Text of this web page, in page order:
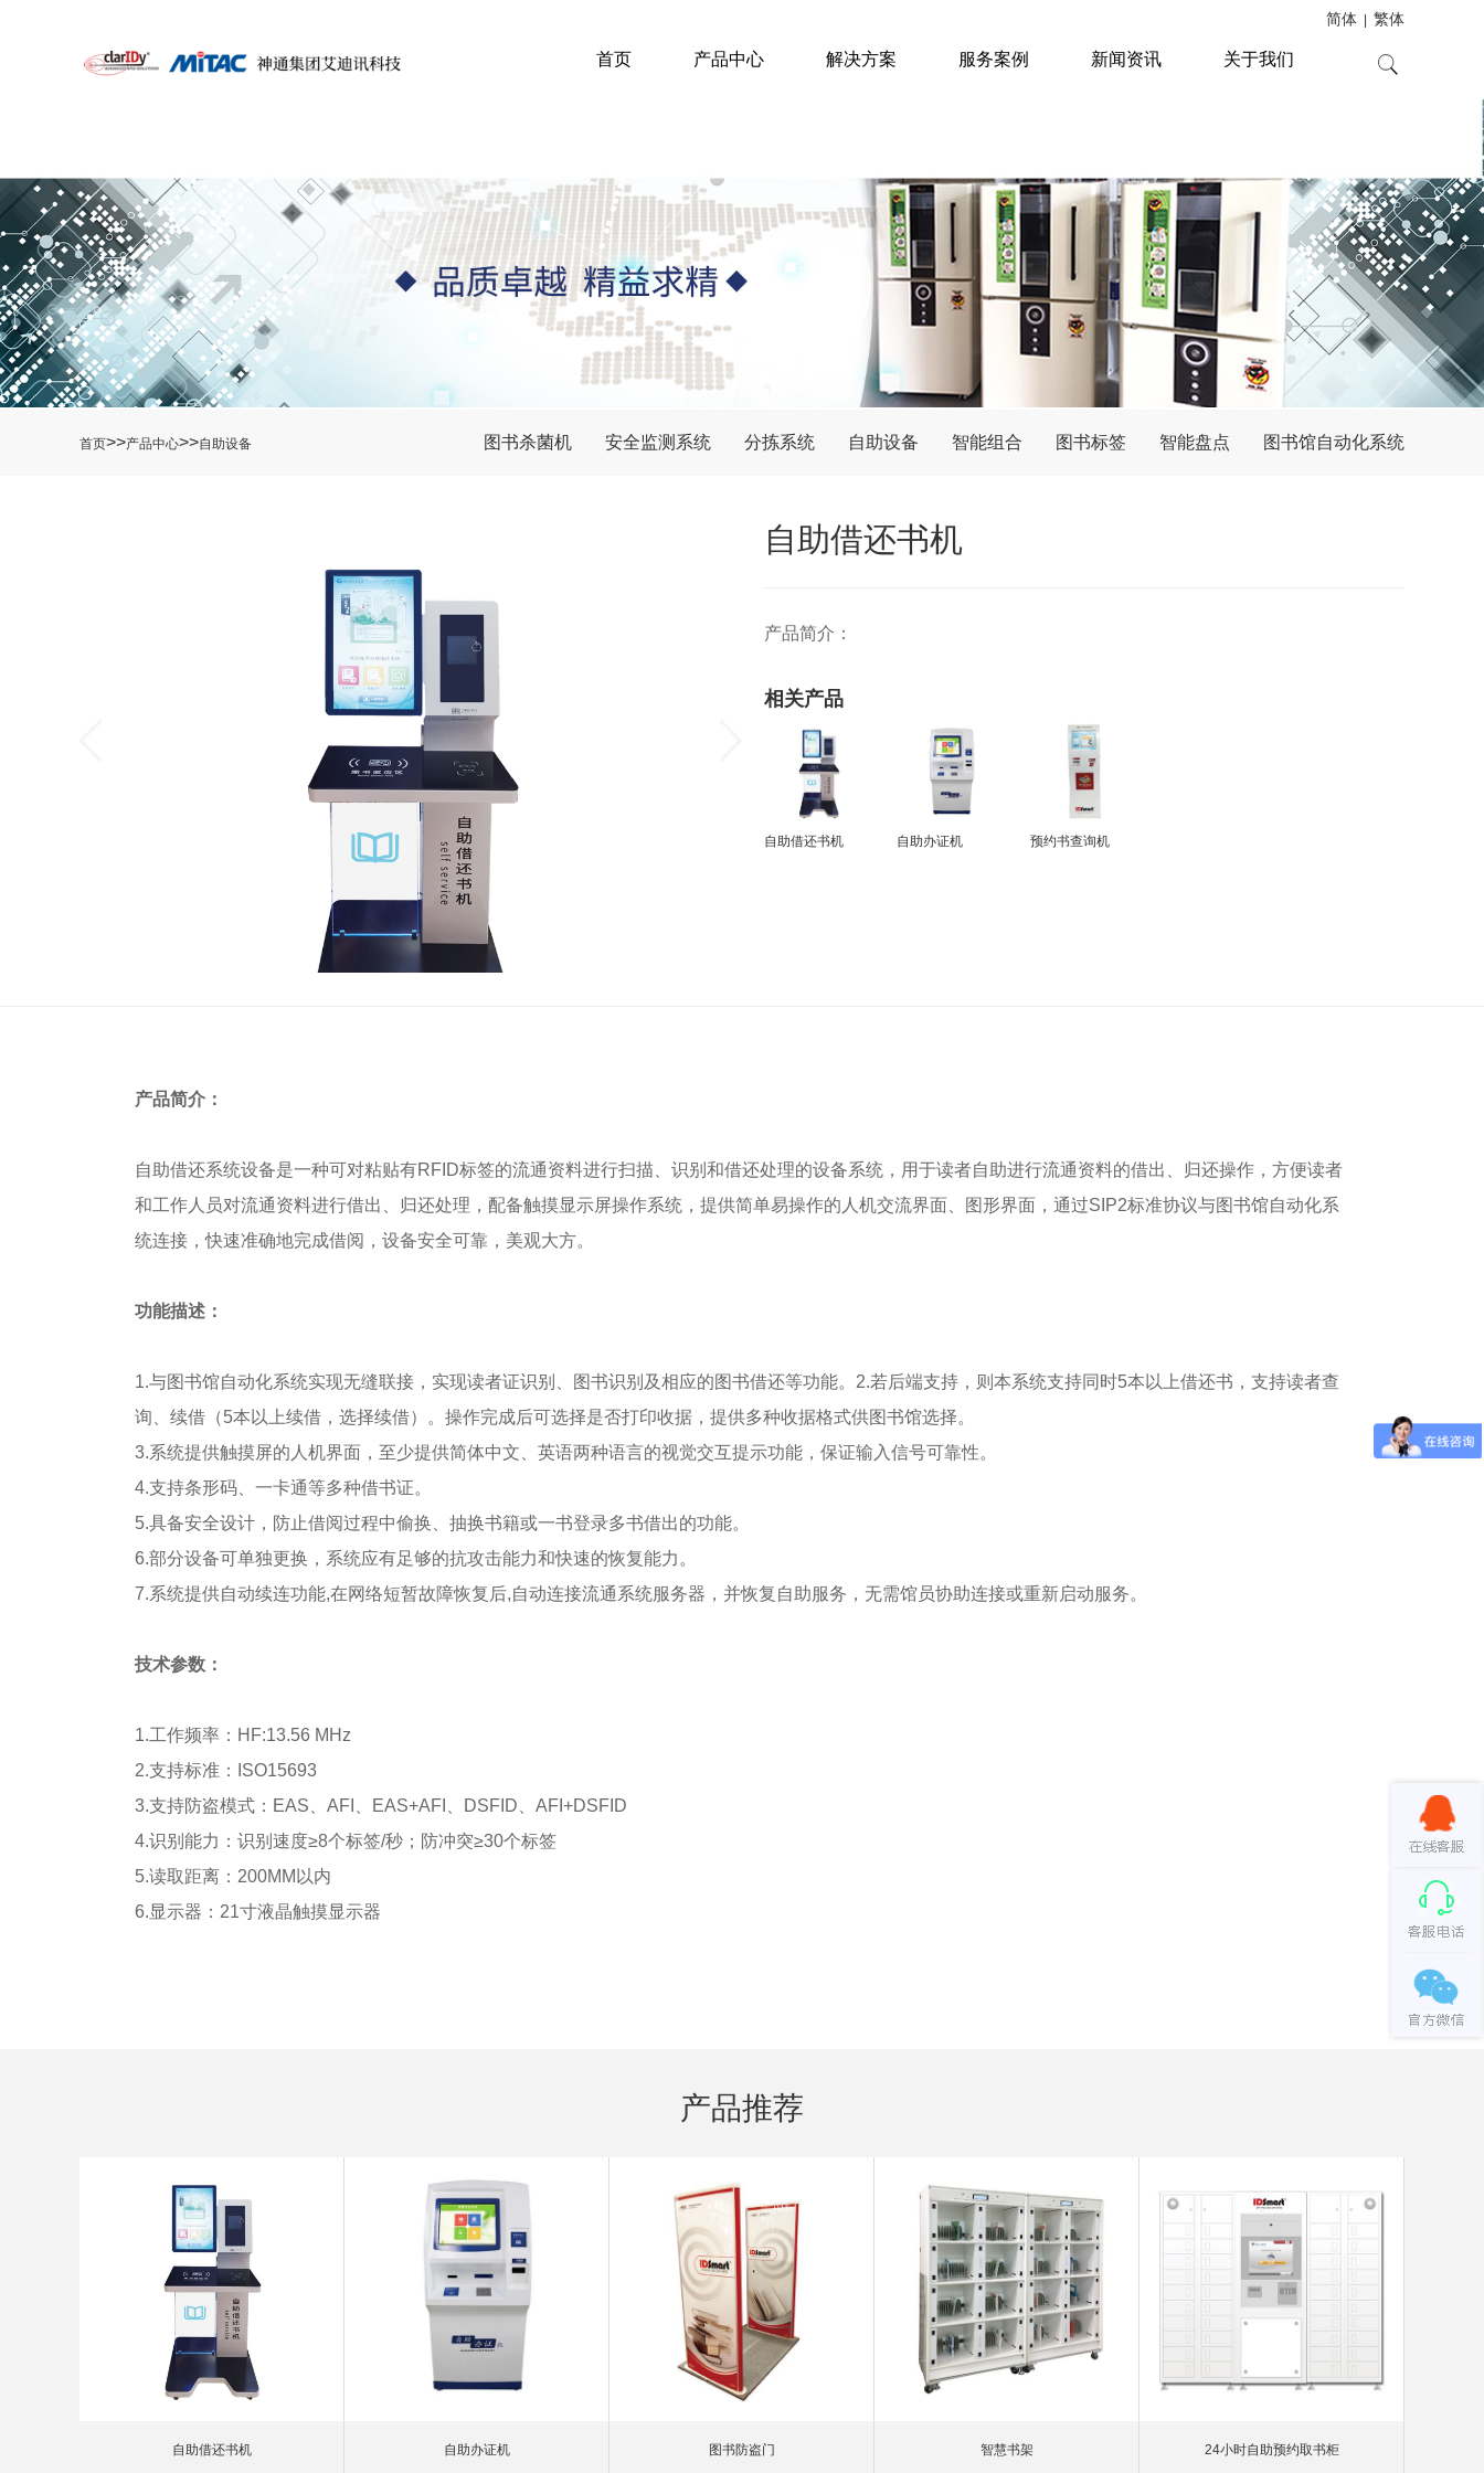
简体 繁体
首页 产品中心 解决方案 服务案例 新闻资讯 关于我们
首页>>产品中心>>自助设备 图书杀菌机 安全监测系统 分拣系统 自助设备 智能组合 图书标签 智能盘点 图书馆自动化系统
自助借还书机
产品简介：
相关产品
自助借还书机 自助办证机 预约书查询机
产品简介：
自助借还系统设备是一种可对粘贴有RFID标签的流通资料进行扫描、识别和借还处理的设备系统，用于读者自助进行流通资料的借出、归还操作，方便读者
和工作人员对流通资料进行借出、归还处理，配备触摸显示屏操作系统，提供简单易操作的人机交流界面、图形界面，通过SIP2标准协议与图书馆自动化系
统连接，快速准确地完成借阅，设备安全可靠，美观大方。
功能描述：
1.与图书馆自动化系统实现无缝联接，实现读者证识别、图书识别及相应的图书借还等功能。 2.若后端支持，则本系统支持同时5本以上借还书，支持读者查
询、续借（5本以上续借，选择续借）。操作完成后可选择是否打印收据，提供多种收据格式供图书馆选择。
3.系统提供触摸屏的人机界面，至少提供简体中文、英语两种语言的视觉交互提示功能，保证输入信号可靠性。
4.支持条形码、一卡通等多种借书证。
5.具备安全设计，防止借阅过程中偷换、抽换书籍或一书登录多书借出的功能。
6.部分设备可单独更换，系统应有足够的抗攻击能力和快速的恢复能力。
7.系统提供自动续连功能,在网络短暂故障恢复后,自动连接流通系统服务器，并恢复自助服务，无需馆员协助连接或重新启动服务。
技术参数：
1.工作频率：HF:13.56 MHz
2.支持标准：ISO15693
3.支持防盗模式：EAS、AFI、EAS+AFI、DSFID、AFI+DSFID
4.识别能力：识别速度≥8个标签/秒；防冲突≥30个标签
5.读取距离：200MM以内
6.显示器：21寸液晶触摸显示器
产品推荐
自助借还书机 自助办证机 图书防盗门 智慧书架 24小时自助预约取书柜